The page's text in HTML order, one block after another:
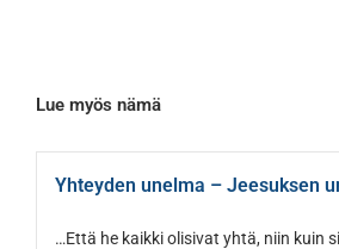
Lue myös nämä
Yhteyden unelma – Jeesuksen
…Että he kaikki olisivat yhtä, niin kuin